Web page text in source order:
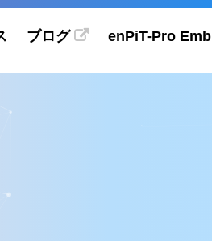
ブログ enPiT-Pro Emb